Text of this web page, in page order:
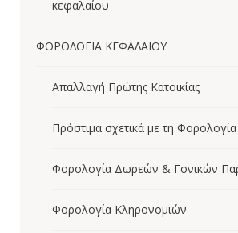
κεφαλαίου
ΦΟΡΟΛΟΓΙΑ ΚΕΦΑΛΑΙΟΥ
Απαλλαγή Πρώτης Κατοικίας
Πρόστιμα σχετικά με τη
Φορολογία Δωρεών & Γονικών
Φορολογία Κληρονομιών